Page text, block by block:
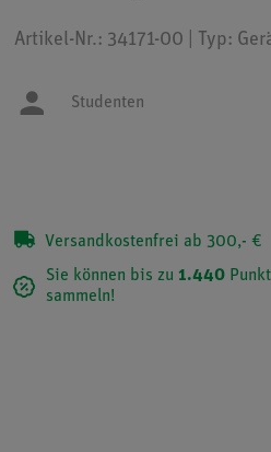
Artikel-Nr.: 34171-00 | Typ:
Studenten
Versandkostenfrei ab 300,- €
Sie können bis zu 1.440
sammeln!